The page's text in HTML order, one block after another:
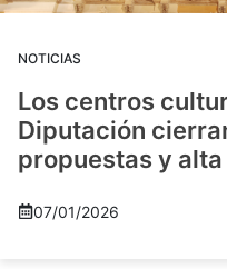
NOTICIAS
Los centros
Diputación
propuestas y
07/01/2026